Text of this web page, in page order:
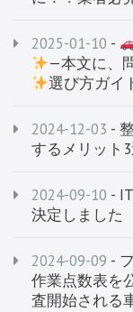
2024-09-09 -
作業点数表を
査開始される
2024-09-10 -
決定しました
2024-12-03 -
するメリット
2025-01-10 -
—本文に、
選び方ガイ